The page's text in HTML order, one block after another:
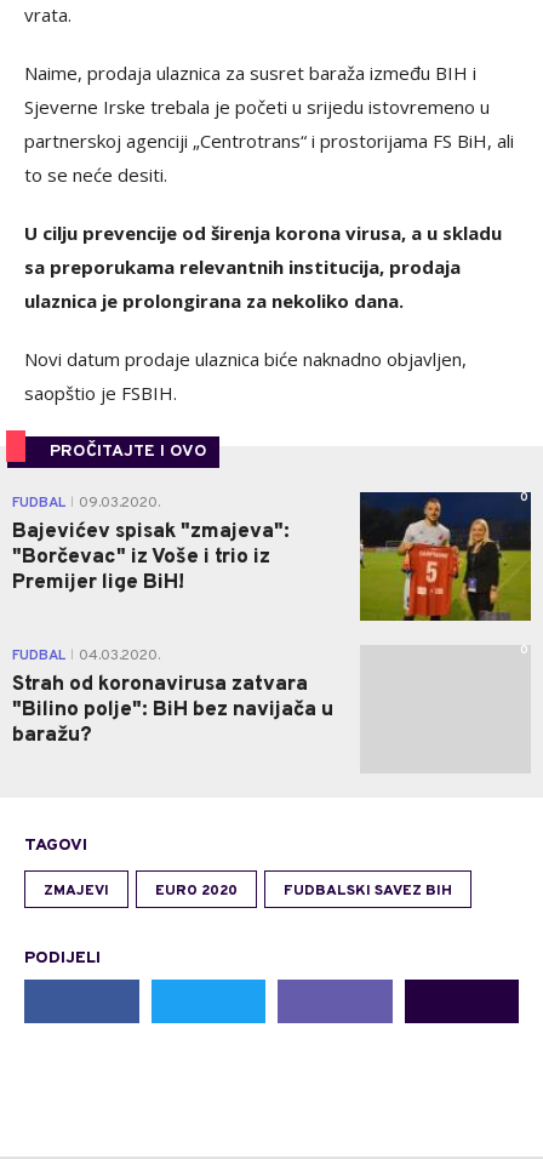
vrata.
Naime, prodaja ulaznica za susret baraža između BIH i
Sjeverne Irske trebala je početi u srijedu istovremeno u
partnerskoj agenciji „Centrotrans“ i prostorijama FS BiH, ali
to se neće desiti.
U cilju prevencije od širenja korona virusa, a u skladu
sa preporukama relevantnih institucija, prodaja
ulaznica je prolongirana za nekoliko dana.
Novi datum prodaje ulaznica biće naknadno objavljen,
saopštio je FSBIH.
PROČITAJTE I OVO
FUDBAL 09.03.2020.
Bajevićev spisak "zmajeva":
"Borčevac" iz Voše i trio iz
Premijer lige BiH!
0
FUDBAL 04.03.2020.
Strah od koronavirusa zatvara
"Bilino polje": BiH bez navijača u
baražu?
0
TAGOVI
ZMAJEVI EURO 2020 FUDBALSKI SAVEZ BIH
PODIJELI